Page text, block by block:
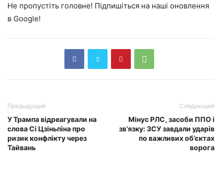
Не пропустіть головне! Підпишіться на наші оновлення
в Google!
Предыдущий
У Трампа відреагували на
слова Сі Цзіньпіна про
ризик конфлікту через
Тайвань
Следующий
Мінус РЛС, засоби ППО і
зв’язку: ЗСУ завдали ударів
по важливих об’єктах
ворога